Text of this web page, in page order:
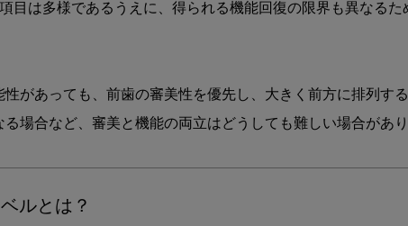
目は多様であるうえに、得られる機能回復の限界も異なる
があっても、前歯の審美性を優先し、大きく前方に排列す
場合など、審美と機能の両立はどうしても難しい場合があ
ルとは？